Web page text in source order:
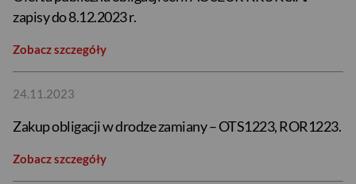
zapisy do 8.12.2023 r.
Zobacz szczegóły
24.11.2023
Zakup obligacji w drodze zamiany – OTS1223, ROR1223.
Zobacz szczegóły